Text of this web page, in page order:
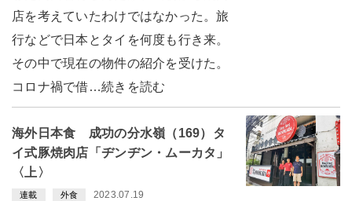
店を考えていたわけではなかった。旅
行などで日本とタイを何度も行き来。
その中で現在の物件の紹介を受けた。
コロナ禍で借…続きを読む
海外日本食 成功の分水嶺（169）タ
イ式豚焼肉店「ヂンヂン・ムーカタ」
〈上〉
連載 外食 2023.07.19